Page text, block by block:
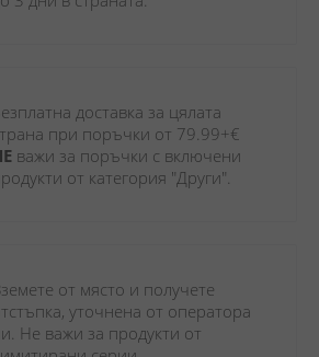
доставка за цялата
важи за поръчки с включени
от категория "Други".
от място и получете
уточнена от оператора
Не важи за продукти от